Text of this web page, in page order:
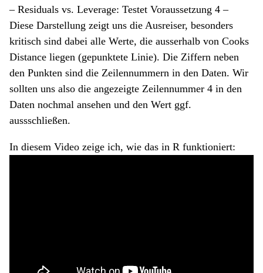
– Residuals vs. Leverage: Testet Voraussetzung 4 –
Diese Darstellung zeigt uns die Ausreiser, besonders
kritisch sind dabei alle Werte, die ausserhalb von Cooks
Distance liegen (gepunktete Linie). Die Ziffern neben
den Punkten sind die Zeilennummern in den Daten. Wir
sollten uns also die angezeigte Zeilennummer 4 in den
Daten nochmal ansehen und den Wert ggf.
aussschließen.
In diesem Video zeige ich, wie das in R funktioniert: